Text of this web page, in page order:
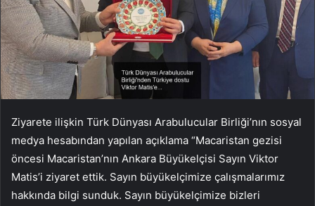
Ziyarete ilişkin Türk Dünyası Arabulucular Birliği’nın sosyal
medya hesabından yapılan açıklama “Macaristan gezisi
öncesi Macaristan’nın Ankara Büyükelçisi Sayın Viktor
Matis’i ziyaret ettik. Sayın büyükelçimize çalışmalarımız
hakkında bilgi sunduk. Sayın büyükelçimize bizleri